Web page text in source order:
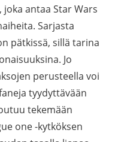
antaa Star Wars
Sarjasta
pätkissä, sillä tarina
Jo
perusteella voi
tyydyttävään
tekemään
one -kytköksen